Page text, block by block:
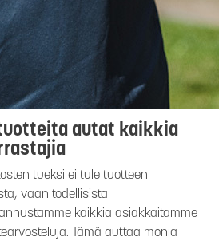
autat kaikkia
tueksi ei tule tuotteen
vaan todellisista
kaikkia asiakkaitamme
Tämä auttaa monia